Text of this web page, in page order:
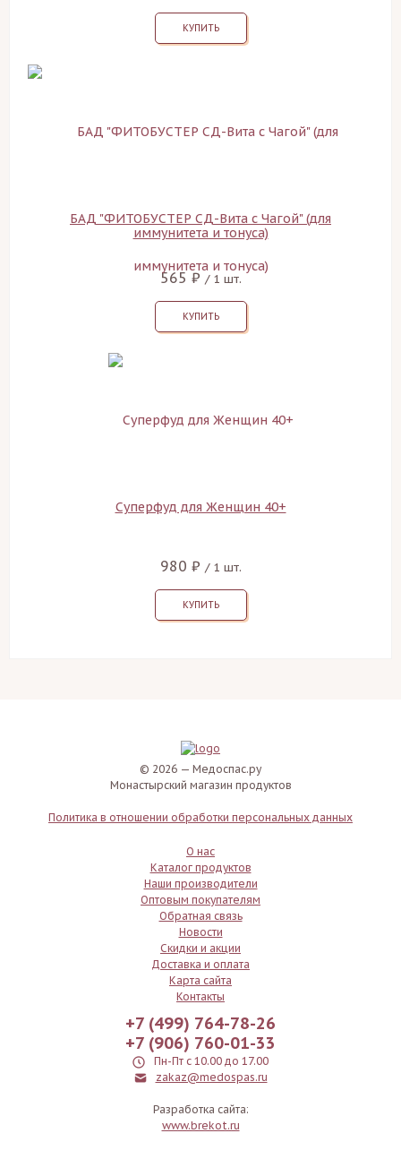
КУПИТЬ
БАД "ФИТОБУСТЕР СД-Вита с Чагой" (для
иммунитета и тонуса)
565 ₽ / 1 шт.
КУПИТЬ
Суперфуд для Женщин 40+
980 ₽ / 1 шт.
КУПИТЬ
© 2026 — Медоспас.ру
Монастырский магазин продуктов
Политика в отношении обработки персональных данных
О нас
Каталог продуктов
Наши производители
Оптовым покупателям
Обратная связь
Новости
Скидки и акции
Доставка и оплата
Карта сайта
Контакты
+7 (499) 764-78-26
+7 (906) 760-01-33
Пн-Пт с 10.00 до 17.00
zakaz@medospas.ru
Разработка сайта:
www.brekot.ru